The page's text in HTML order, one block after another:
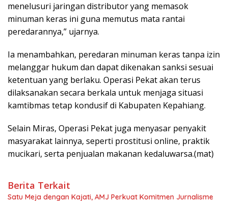
menelusuri jaringan distributor yang memasok
minuman keras ini guna memutus mata rantai
peredarannya,” ujarnya.
Ia menambahkan, peredaran minuman keras tanpa izin
melanggar hukum dan dapat dikenakan sanksi sesuai
ketentuan yang berlaku. Operasi Pekat akan terus
dilaksanakan secara berkala untuk menjaga situasi
kamtibmas tetap kondusif di Kabupaten Kepahiang.
Selain Miras, Operasi Pekat juga menyasar penyakit
masyarakat lainnya, seperti prostitusi online, praktik
mucikari, serta penjualan makanan kedaluwarsa.(mat)
Berita Terkait
Satu Meja dengan Kajati, AMJ Perkuat Komitmen Jurnalisme